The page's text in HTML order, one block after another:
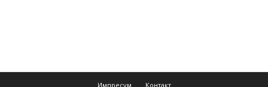
Импресум Контакт